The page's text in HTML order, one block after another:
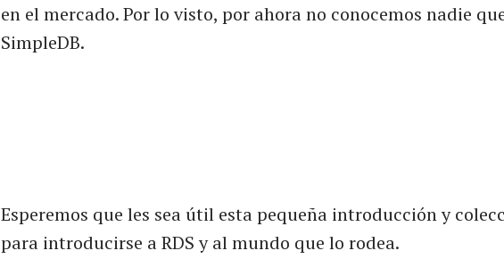
en el mercado. Por lo visto, por ahora no conocemos nadie
SimpleDB.
Esperemos que les sea útil esta pequeña introducción y
para introducirse a RDS y al mundo que lo rodea.